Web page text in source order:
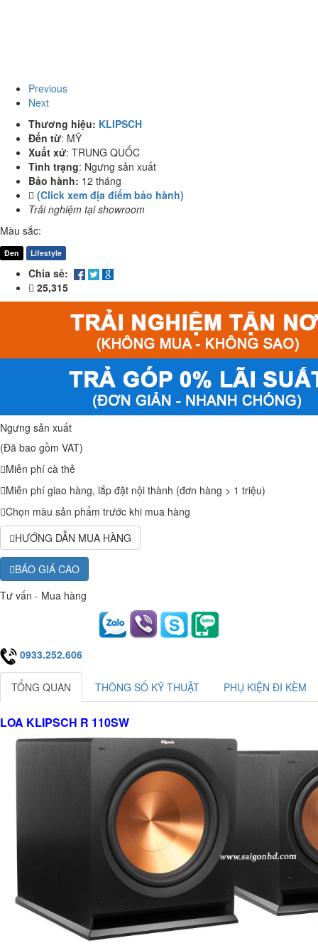
Previous
Next
Thương hiệu: KLIPSCH
Đến từ: MỸ
Xuất xứ: TRUNG QUỐC
Tình trạng: Ngưng sản xuất
Bảo hành: 12 tháng
(Click xem địa điểm bảo hành)
Trải nghiệm tại showroom
Màu sắc:
Đen Lifestyle
Chia sẻ:
25,315
Ngưng sản xuất
(Đã bao gồm VAT)
Miễn phí cà thẻ
Miễn phí giao hàng, lắp đặt nội thành (đơn hàng > 1 triệu)
Chọn màu sản phẩm trước khi mua hàng
HƯỚNG DẪN MUA HÀNG
BÁO GIÁ CAO
Tư vấn - Mua hàng
0933.252.606
TỔNG QUAN THÔNG SỐ KỸ THUẬT PHỤ KIỆN ĐI KÈM
LOA KLIPSCH R 110SW